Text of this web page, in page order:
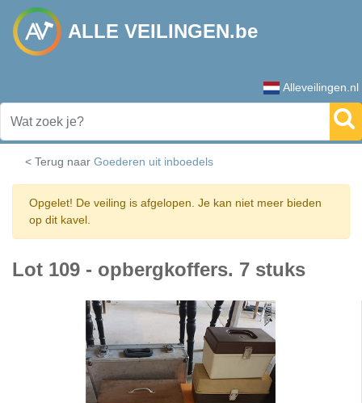
ALLE VEILINGEN.be
Alleveilingen.nl
< Terug naar Goederen uit inboedels
Opgelet! De veiling is afgelopen. Je kan niet meer bieden
op dit kavel.
Lot 109 - opbergkoffers. 7 stuks